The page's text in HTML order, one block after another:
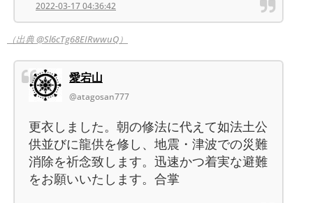
2022-03-17 04:36:42
（出典 @Sl6cTg68EIRwwuQ）
愛宕山
@atagosan777
更衣しました。朝の修法に代えて如法土公
供並びに龍供を修し、地震・津波での災難
消除を祈念致します。迅速かつ着実な避難
をお願いいたします。合掌